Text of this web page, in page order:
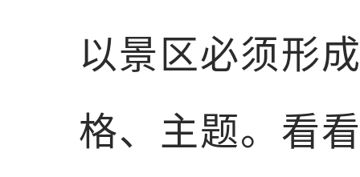
以景区必须形
格、主题。看